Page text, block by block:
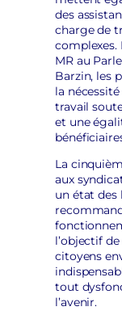
des
charge de
complexes.
MR au
Barzin, les
la
travail
et une
La
aux
un état
l’objectif
citoyens
tout
l’avenir.